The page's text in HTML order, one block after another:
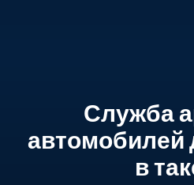
Служба
автомобилей
в